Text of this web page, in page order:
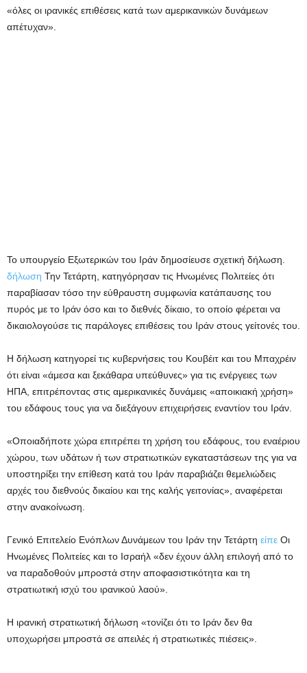
«όλες οι ιρανικές επιθέσεις κατά των αμερικανικών δυνάμεων
απέτυχαν».
Το υπουργείο Εξωτερικών του Ιράν δημοσίευσε σχετική δήλωση.
δήλωση Την Τετάρτη, κατηγόρησαν τις Ηνωμένες Πολιτείες ότι
παραβίασαν τόσο την εύθραυστη συμφωνία κατάπαυσης του
πυρός με το Ιράν όσο και το διεθνές δίκαιο, το οποίο φέρεται να
δικαιολογούσε τις παράλογες επιθέσεις του Ιράν στους γείτονές του.
Η δήλωση κατηγορεί τις κυβερνήσεις του Κουβέιτ και του Μπαχρέιν
ότι είναι «άμεσα και ξεκάθαρα υπεύθυνες» για τις ενέργειες των
ΗΠΑ, επιτρέποντας στις αμερικανικές δυνάμεις «αποικιακή χρήση»
του εδάφους τους για να διεξάγουν επιχειρήσεις εναντίον του Ιράν.
«Οποιαδήποτε χώρα επιτρέπει τη χρήση του εδάφους, του εναέριου
χώρου, των υδάτων ή των στρατιωτικών εγκαταστάσεων της για να
υποστηρίξει την επίθεση κατά του Ιράν παραβιάζει θεμελιώδεις
αρχές του διεθνούς δικαίου και της καλής γειτονίας», αναφέρεται
στην ανακοίνωση.
Γενικό Επιτελείο Ενόπλων Δυνάμεων του Ιράν την Τετάρτη είπε Οι
Ηνωμένες Πολιτείες και το Ισραήλ «δεν έχουν άλλη επιλογή από το
να παραδοθούν μπροστά στην αποφασιστικότητα και τη
στρατιωτική ισχύ του ιρανικού λαού».
Η ιρανική στρατιωτική δήλωση «τονίζει ότι το Ιράν δεν θα
υποχωρήσει μπροστά σε απειλές ή στρατιωτικές πιέσεις».